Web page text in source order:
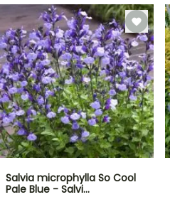
Salvia microphylla So Cool
Pale Blue - Salvi…